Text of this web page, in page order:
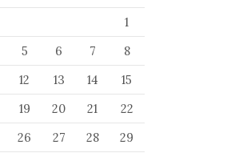
1
5 6 7
8
12 13 14
15
19 20 21
22
26 27 28
29